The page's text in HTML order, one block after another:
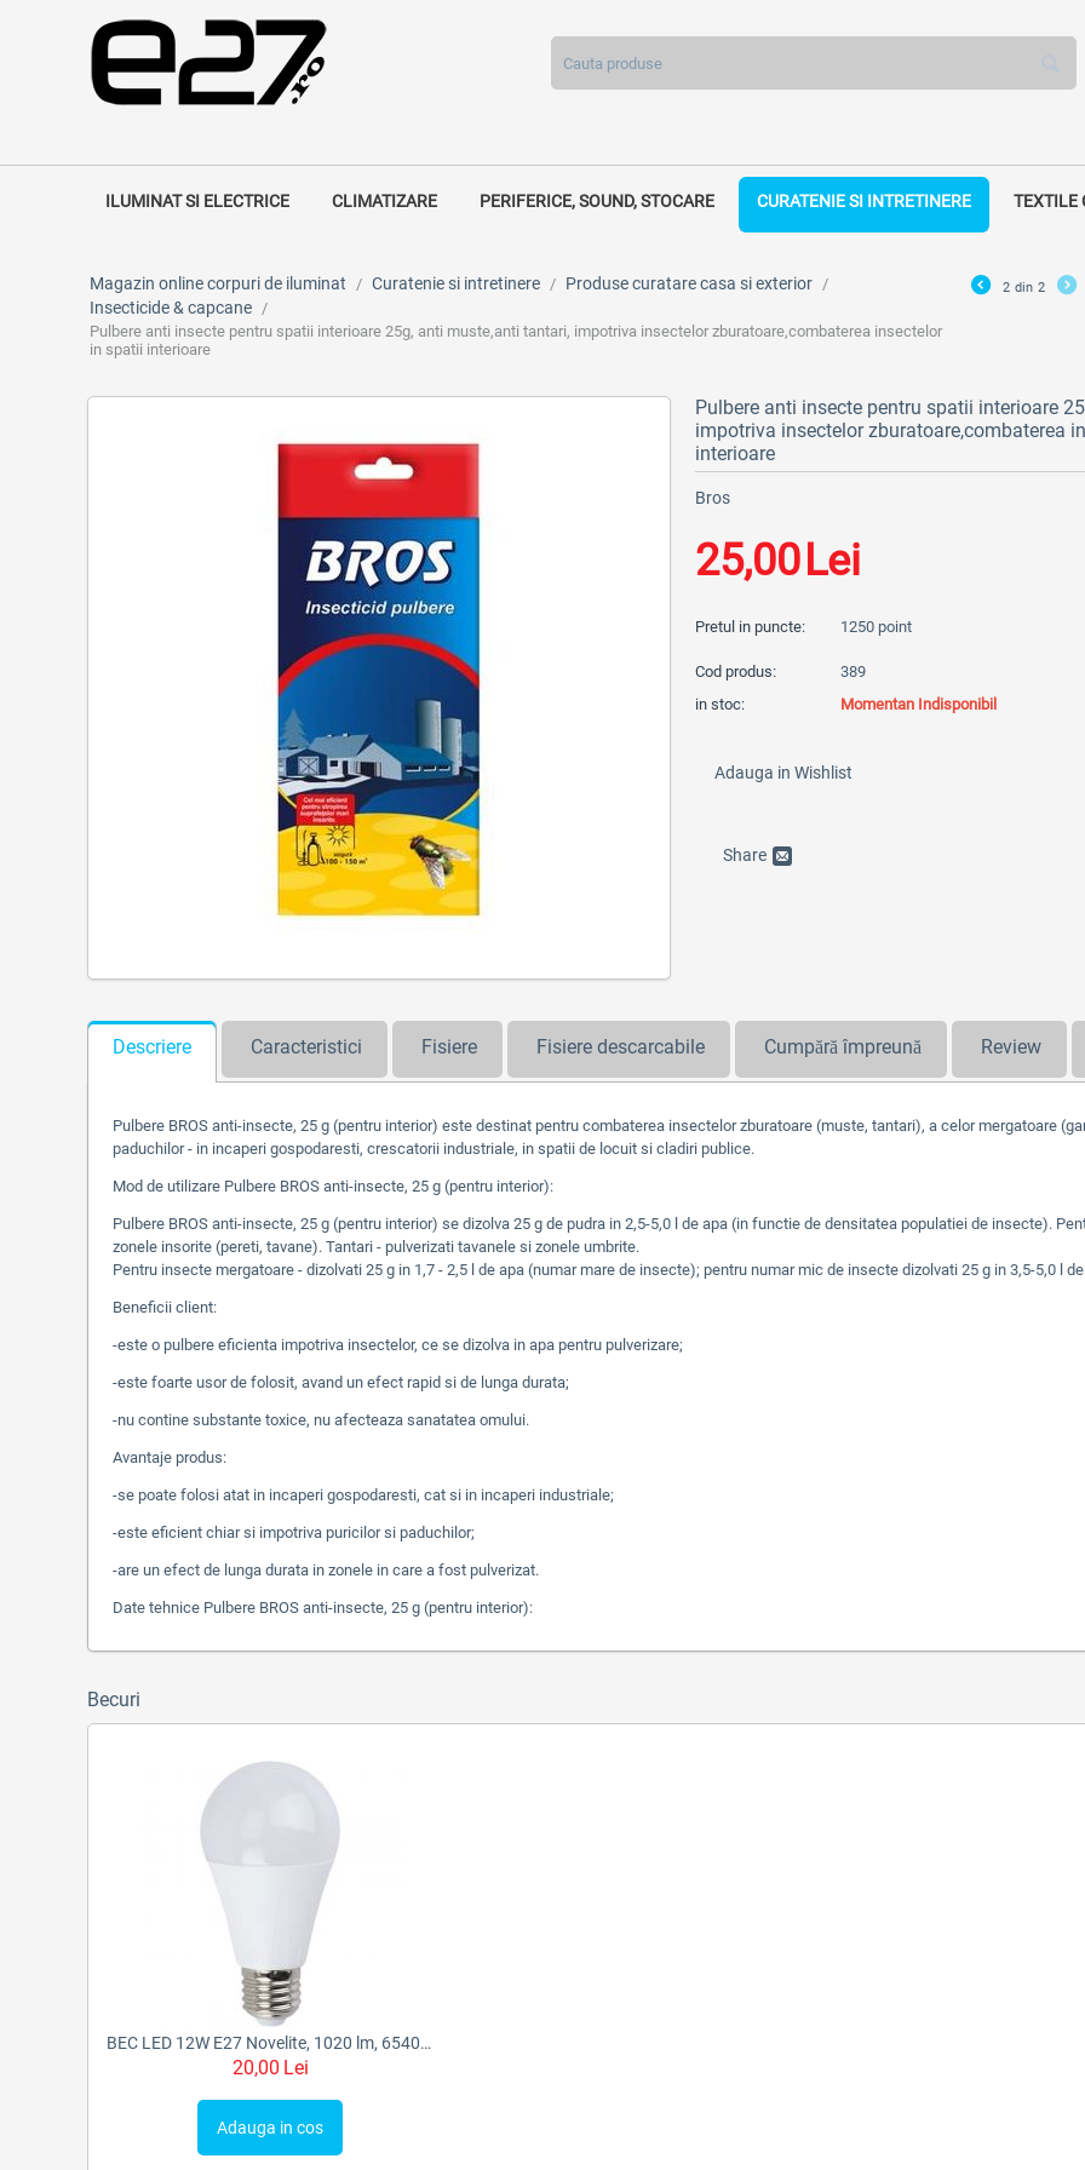
ILUMINAT SI ELECTRICE CLIMATIZARE PERIFERICE, SOUND, STOCARE CURATENIE SI INTRETINERE TEXTILE
Magazin online corpuri de iluminat / Curatenie si intretinere / Produse curatare casa si exterior /
Insecticide & capcane /
Pulbere anti insecte pentru spatii interioare 25g, anti muste,anti tantari, impotriva insectelor zburatoare,combaterea insectelor
in spatii interioare
2 din 2
Pulbere anti insecte pentru spatii interioare
impotriva insectelor zburatoare,combaterea
interioare
Bros
25,00 Lei
Pretul in puncte: 1250 point
Cod produs:
389
in stoc:
Momentan Indisponibil
Adauga in Wishlist
Share
Descriere Caracteristici Fisiere Fisiere descarcabile Cumpără împreună Review
Pulbere BROS anti-insecte, 25 g (pentru interior) este destinat pentru combaterea insectelor zburatoare (muste, tantari), a celor mergatoare
paduchilor - in incaperi gospodaresti, crescatorii industriale, in spatii de locuit si cladiri publice.
Mod de utilizare Pulbere BROS anti-insecte, 25 g (pentru interior):
Pulbere BROS anti-insecte, 25 g (pentru interior) se dizolva 25 g de pudra in 2,5-5,0 l de apa (in functie de densitatea populatiei de insecte).
zonele insorite (pereti, tavane). Tantari - pulverizati tavanele si zonele umbrite.
Pentru insecte mergatoare - dizolvati 25 g in 1,7 - 2,5 l de apa (numar mare de insecte); pentru numar mic de insecte dizolvati 25 g in 3,5-5,0 l
Beneficii client:
-este o pulbere eficienta impotriva insectelor, ce se dizolva in apa pentru pulverizare;
-este foarte usor de folosit, avand un efect rapid si de lunga durata;
-nu contine substante toxice, nu afecteaza sanatatea omului.
Avantaje produs:
-se poate folosi atat in incaperi gospodaresti, cat si in incaperi industriale;
-este eficient chiar si impotriva puricilor si paduchilor;
-are un efect de lunga durata in zonele in care a fost pulverizat.
Date tehnice Pulbere BROS anti-insecte, 25 g (pentru interior):
Becuri
BEC LED 12W E27 Novelite, 1020 lm, 65400K, FST56771
20,00 Lei
Adauga in cos